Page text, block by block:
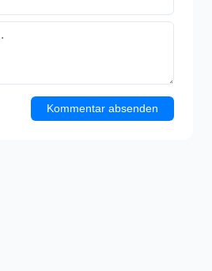
Kommentar absenden